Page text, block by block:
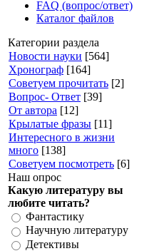
FAQ (вопрос/ответ)
Каталог файлов
Категории раздела
Новости науки [564]
Хронограф [164]
Советуем прочитать [2]
Вопрос- Ответ [39]
От автора [12]
Крылатые фразы [11]
Интересного в жизни
много [138]
Советуем посмотреть [6]
Наш опрос
Какую литературу вы
любите читать?
Фантастику
Научную литературу
Детективы